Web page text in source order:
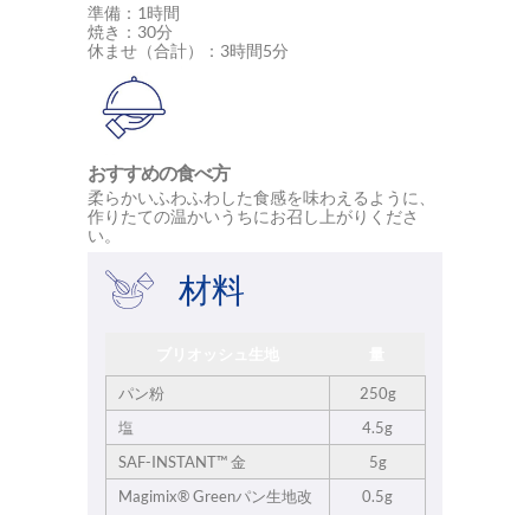
準備：1時間
焼き：30分
休ませ（合計）：3時間5分
おすすめの食べ方
柔らかいふわふわした食感を味わえるように、
作りたての温かいうちにお召し上がりくださ
い。
材料
パン粉
250g
塩
4.5g
SAF-INSTANT™ 金
5g
Magimix® Greenパン生地改
0.5g